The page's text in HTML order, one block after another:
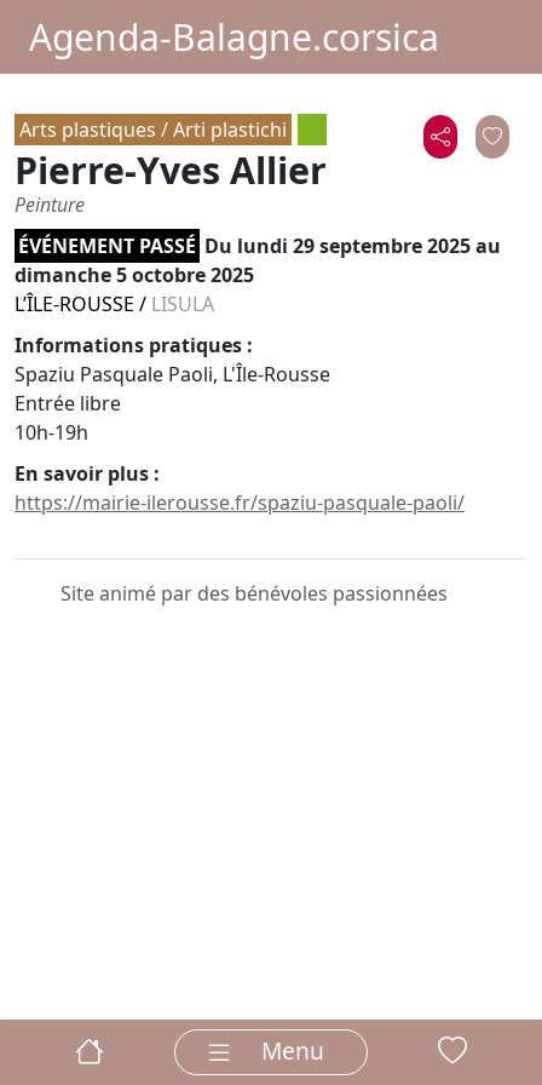
Agenda-Balagne.corsica
Arts plastiques / Arti plastichi
Pierre-Yves Allier
Peinture
ÉVÉNEMENT PASSÉ Du lundi 29 septembre 2025au
dimanche 5 octobre 2025
L’ÎLE-ROUSSE / LISULA
Informations pratiques :
Spaziu Pasquale Paoli, L'Île-Rousse
Entrée libre
10h-19h
En savoir plus :
https://mairie-ilerousse.fr/spaziu-pasquale-paoli/
Site animé par des bénévoles passionnées
Menu